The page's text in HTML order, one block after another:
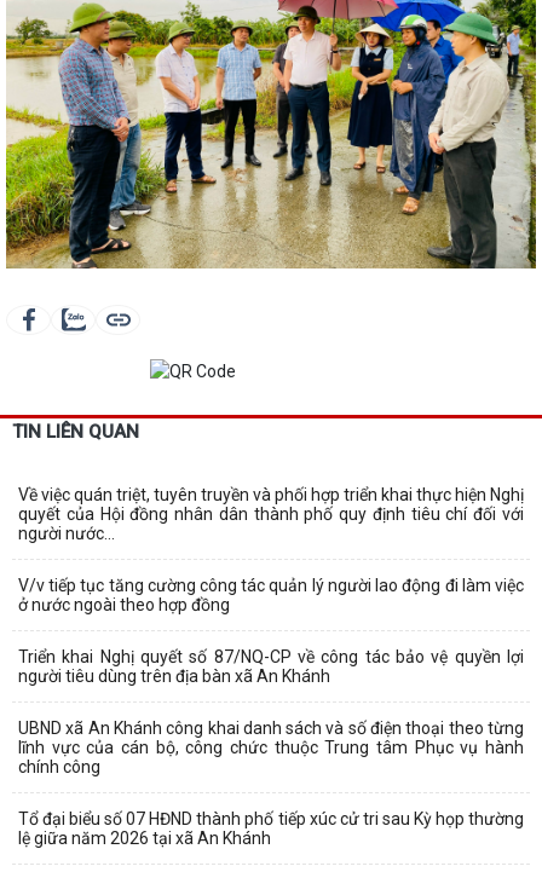
TIN LIÊN QUAN
Về việc quán triệt, tuyên truyền và phối hợp triển khai thực hiện Nghị
quyết của Hội đồng nhân dân thành phố quy định tiêu chí đối với
người nước...
V/v tiếp tục tăng cường công tác quản lý người lao động đi làm việc
ở nước ngoài theo hợp đồng
Triển khai Nghị quyết số 87/NQ-CP về công tác bảo vệ quyền lợi
người tiêu dùng trên địa bàn xã An Khánh
UBND xã An Khánh công khai danh sách và số điện thoại theo từng
lĩnh vực của cán bộ, công chức thuộc Trung tâm Phục vụ hành
chính công
Tổ đại biểu số 07 HĐND thành phố tiếp xúc cử tri sau Kỳ họp thường
lệ giữa năm 2026 tại xã An Khánh